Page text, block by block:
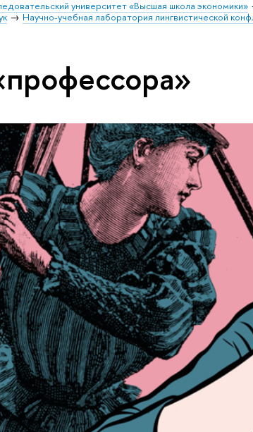
университет «Высшая школа экономики»
Научно-учебная лаборатория лингвистической